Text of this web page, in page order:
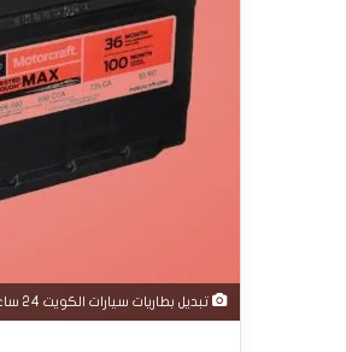
تبديل بطاريات سيارات الكويت 24 ساعة